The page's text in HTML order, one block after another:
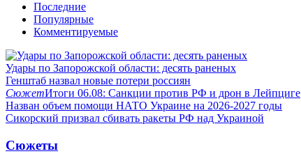
Последние
Популярные
Комментируемые
Удары по Запорожской области: десять раненых
Генштаб назвал новые потери россиян
СюжетИтоги 06.08: Санкции против РФ и дрон в Лейпциге
Назван объем помощи НАТО Украине на 2026-2027 годы
Сикорский призвал сбивать ракеты РФ над Украиной
Сюжеты